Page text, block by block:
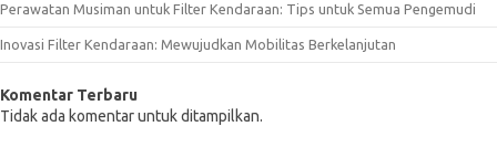
Perawatan Musiman untuk Filter Kendaraan: Tips untuk Semua Pengemudi
Inovasi Filter Kendaraan: Mewujudkan Mobilitas Berkelanjutan
Komentar Terbaru
Tidak ada komentar untuk ditampilkan.